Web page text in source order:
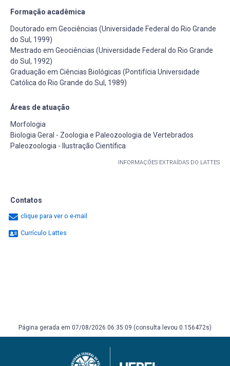
Formação acadêmica
Doutorado em Geociências (Universidade Federal do Rio Grande
do Sul, 1999)
Mestrado em Geociências (Universidade Federal do Rio Grande
do Sul, 1992)
Graduação em Ciências Biológicas (Pontifícia Universidade
Católica do Rio Grande do Sul, 1989)
Áreas de atuação
Morfologia
Biologia Geral - Zoologia e Paleozoologia de Vertebrados
Paleozoologia - Ilustração Científica
INFORMAÇÕES EXTRAÍDAS DO LATTES
Contatos
clique para ver o e-mail
Currículo Lattes
Página gerada em 07/08/2026 06:35:09 (consulta levou 0.156472s)